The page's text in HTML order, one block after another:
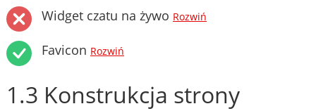
Widget czatu na żywo Rozwiń
Favicon Rozwiń
1.3 Konstrukcja strony